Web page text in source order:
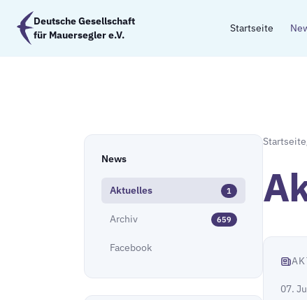
Zum Hauptinhalt springen
Deutsche Gesellschaft
für Mauersegler e.V.
Startseite
News
Aktuelles 1
Archiv 659
Facebook
Startseite
07.